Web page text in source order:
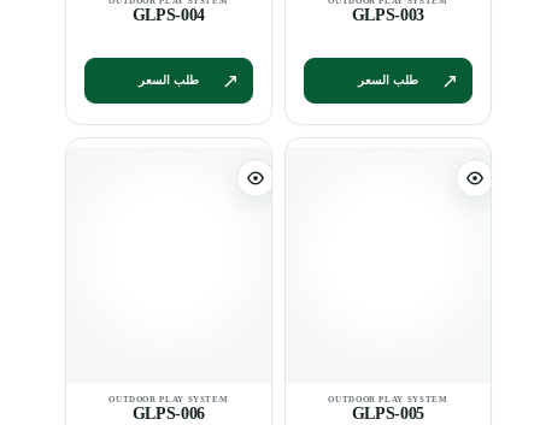
GLPS-003
طلب السعر
GLPS-004
طلب السعر
GLPS-005
GLPS-006